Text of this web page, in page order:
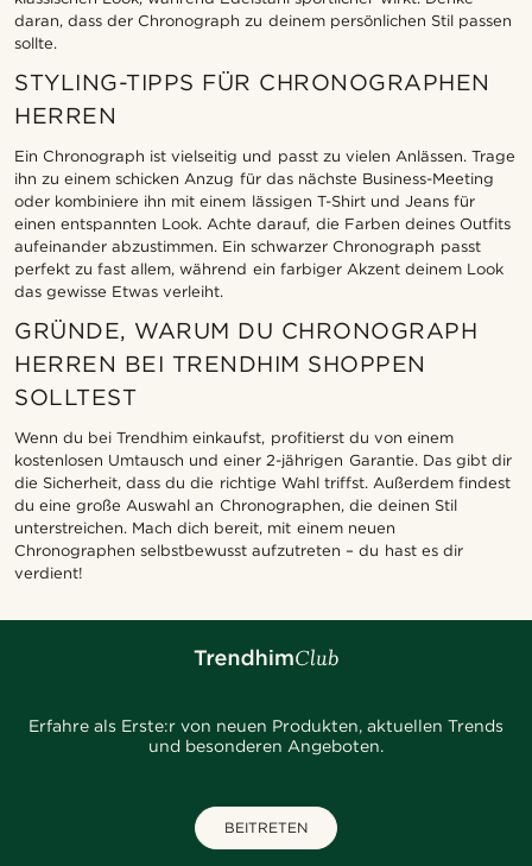
daran, dass der Chronograph zu deinem persönlichen Stil passen
sollte.
STYLING-TIPPS FÜR CHRONOGRAPHEN
HERREN
Ein Chronograph ist vielseitig und passt zu vielen Anlässen. Trage
ihn zu einem schicken Anzug für das nächste Business-Meeting
oder kombiniere ihn mit einem lässigen T-Shirt und Jeans für
einen entspannten Look. Achte darauf, die Farben deines Outfits
aufeinander abzustimmen. Ein schwarzer Chronograph passt
perfekt zu fast allem, während ein farbiger Akzent deinem Look
das gewisse Etwas verleiht.
GRÜNDE, WARUM DU CHRONOGRAPH
HERREN BEI TRENDHIM SHOPPEN
SOLLTEST
Wenn du bei Trendhim einkaufst, profitierst du von einem
kostenlosen Umtausch und einer 2-jährigen Garantie. Das gibt dir
die Sicherheit, dass du die richtige Wahl triffst. Außerdem findest
du eine große Auswahl an Chronographen, die deinen Stil
unterstreichen. Mach dich bereit, mit einem neuen
Chronographen selbstbewusst aufzutreten – du hast es dir
verdient!
Erfahre als Erste:r von neuen Produkten, aktuellen Trends
und besonderen Angeboten.
BEITRETEN